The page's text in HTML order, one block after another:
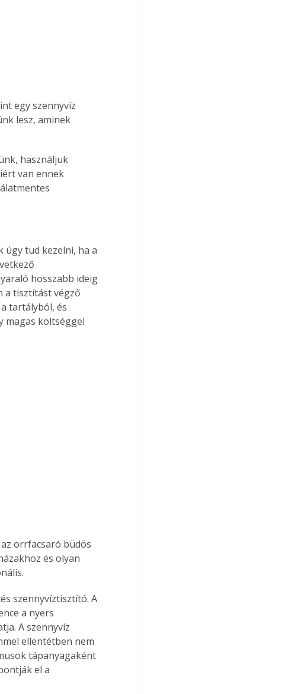
egy szennyvíz
lesz, aminek
használjuk
van ennek
úgy tud kezelni, ha a
hosszabb ideig
a tisztítást végző
tartályból, és
magas költséggel
orrfacsaró büdös
és olyan
szennyvíztisztító. A
a nyers
A szennyvíz
ellentétben nem
tápanyagaként
el a